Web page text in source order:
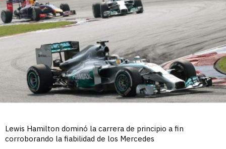
Lewis Hamilton dominó la carrera de principio a fin
corroborando la fiabilidad de los Mercedes